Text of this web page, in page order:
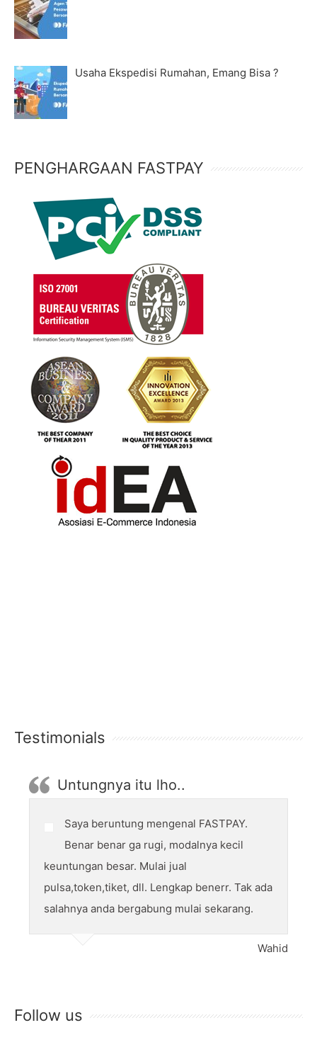
Usaha Ekspedisi Rumahan, Emang Bisa ?
PENGHARGAAN FASTPAY
Testimonials
Untungnya itu lho..
Saya beruntung mengenal FASTPAY.
Benar benar ga rugi, modalnya kecil
keuntungan besar. Mulai jual
pulsa,token,tiket, dll. Lengkap benerr. Tak ada
salahnya anda bergabung mulai sekarang.
Wahid
Follow us